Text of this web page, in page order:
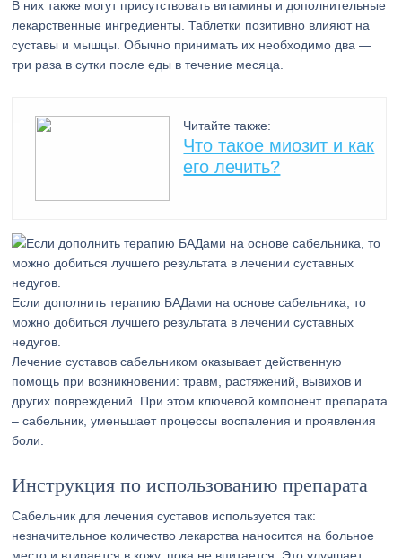
В них также могут присутствовать витамины и дополнительные
лекарственные ингредиенты. Таблетки позитивно влияют на
суставы и мышцы. Обычно принимать их необходимо два —
три раза в сутки после еды в течение месяца.
Читайте также:
Что такое миозит и как
его лечить?
Если дополнить терапию БАДами на основе сабельника, то
можно добиться лучшего результата в лечении суставных
недугов.
Лечение суставов сабельником оказывает действенную
помощь при возникновении: травм, растяжений, вывихов и
других повреждений. При этом ключевой компонент препарата
– сабельник, уменьшает процессы воспаления и проявления
боли.
Инструкция по использованию препарата
Сабельник для лечения суставов используется так:
незначительное количество лекарства наносится на больное